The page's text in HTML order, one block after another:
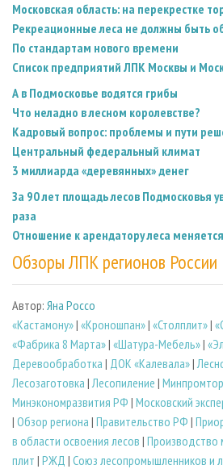
Московская область: на перекрестке
Рекреационные леса не должны быть
По стандартам нового времени
Список предприятий ЛПК Москвы и
А в Подмосковье водятся грибы
Что неладно в лесном королевстве?
Кадровый вопрос: проблемы и пути
Центральный федеральный климат
3 миллиарда «деревянных» денег
За 90 лет площадь лесов Подмосковья
раза
Отношение к арендатору леса меняется
Обзоры ЛПК регионов России
Автор: Яна Россо
«Кастамону»| «Кроношпан»| «Столплит»|
«Фабрика 8 Марта»| «Шатура-Мебель»|
Деревообработка | ДОК «Калевала»|
Лесозаготовка | Лесопиление |
Минэкономразвития РФ | Московский
| Обзор региона | Правительство РФ |
в области освоения лесов | Производство
плит | РЖД | Союз лесопромышленников и